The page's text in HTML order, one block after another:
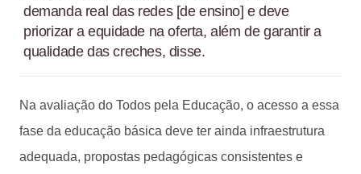
demanda real das redes [de ensino] e deve
priorizar a equidade na oferta, além de garantir a
qualidade das creches, disse.
Na avaliação do Todos pela Educação, o acesso a essa
fase da educação básica deve ter ainda infraestrutura
adequada, propostas pedagógicas consistentes e